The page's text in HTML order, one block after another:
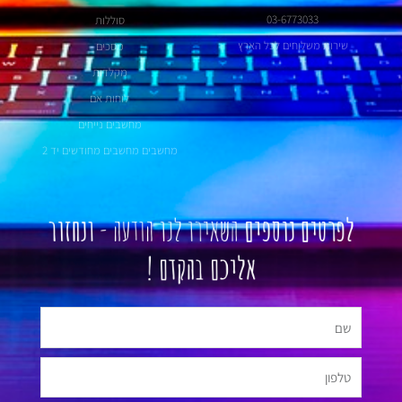
03-6773033
שירות משלוחים לכל הארץ
סוללות
מסכים
מקלדות
לוחות אם
מחשבים נייחים
מחשבים מחשבים מחודשים יד 2
לפרטים נוספיםהשאירו לנו הודעה -ונחזור
אליכם בהקדם !
טלפון